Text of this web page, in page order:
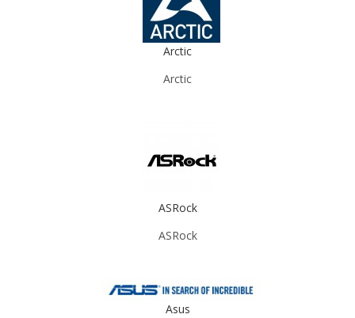
Arctic
Arctic
ASRock
ASRock
Asus